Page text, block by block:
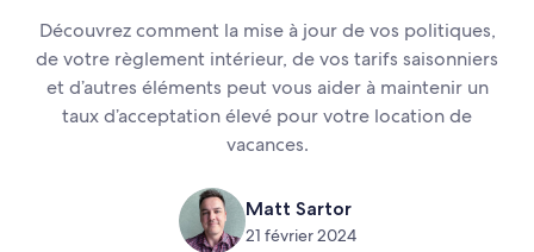
Découvrez comment la mise à jour de vos politiques,
de votre règlement intérieur, de vos tarifs saisonniers
et d’autres éléments peut vous aider à maintenir un
taux d’acceptation élevé pour votre location de
vacances.
Matt Sartor
21 février 2024